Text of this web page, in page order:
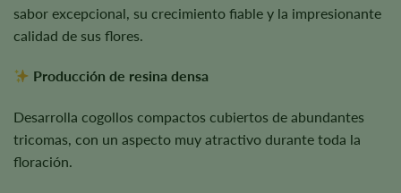
sabor excepcional, su crecimiento fiable y la impresionante
calidad de sus flores.
Producción de resina densa
Desarrolla cogollos compactos cubiertos de abundantes
tricomas, con un aspecto muy atractivo durante toda la
floración.